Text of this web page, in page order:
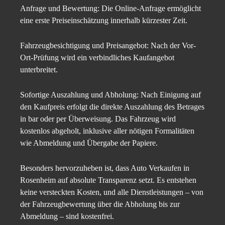
Anfrage und Bewertung: Die Online-Anfrage ermöglicht
eine erste Preiseinschätzung innerhalb kürzester Zeit.
Fahrzeugbesichtigung und Preisangebot: Nach der Vor-
Ort-Prüfung wird ein verbindliches Kaufangebot
unterbreitet.
Sofortige Auszahlung und Abholung: Nach Einigung auf
den Kaufpreis erfolgt die direkte Auszahlung des Betrages
in bar oder per Überweisung. Das Fahrzeug wird
kostenlos abgeholt, inklusive aller nötigen Formalitäten
wie Abmeldung und Übergabe der Papiere.
Besonders hervorzuheben ist, dass Auto Verkaufen in
Rosenheim auf absolute Transparenz setzt. Es entstehen
keine versteckten Kosten, und alle Dienstleistungen – von
der Fahrzeugbewertung über die Abholung bis zur
Abmeldung – sind kostenfrei.